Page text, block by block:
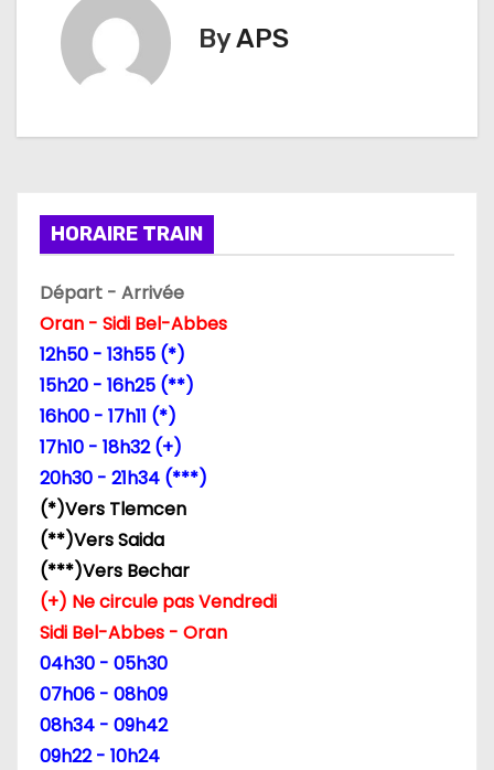
o
n
d
e
a
r
t
c
ByAPS
HORAIRE TRAIN
Départ - Arrivée
Oran - Sidi Bel-Abbes
12h50 - 13h55 (*)
15h20 - 16h25 (**)
16h00 - 17h11 (*)
17h10 - 18h32 (+)
20h30 - 21h34 (***)
(*)Vers Tlemcen
(**)Vers Saida
(***)Vers Bechar
(+) Ne circule pas Vendredi
Sidi Bel-Abbes - Oran
04h30 - 05h30
07h06 - 08h09
08h34 - 09h42
09h22 - 10h24